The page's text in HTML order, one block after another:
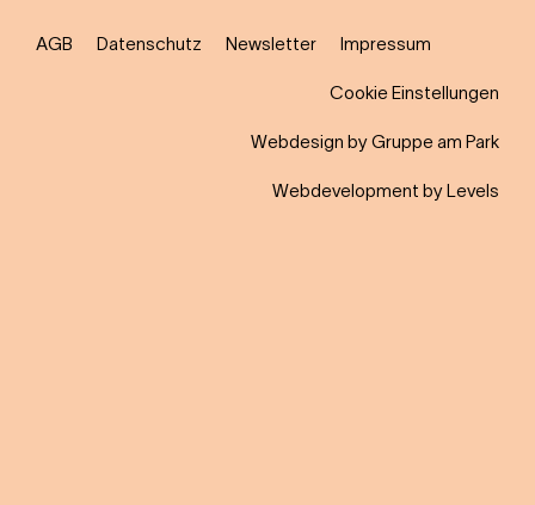
AGB Datenschutz Newsletter Impressum
Cookie Einstellungen
Webdesign by Gruppe am Park
Webdevelopment by Levels